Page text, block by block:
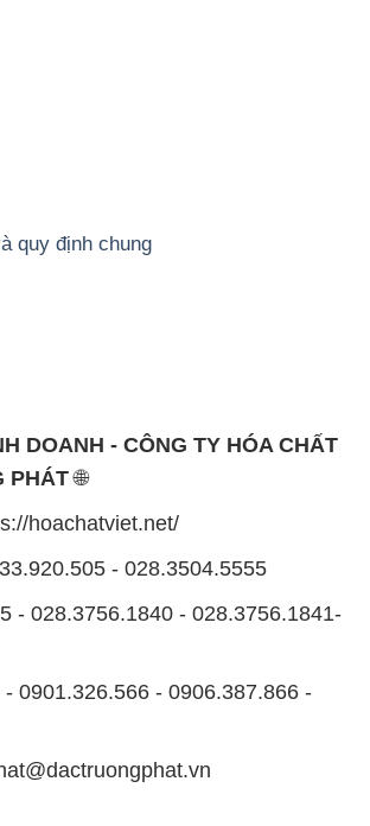
quy định chung
DOANH - CÔNG TY HÓA CHẤT
PHÁT🌐
hoachatviet.net/
- 028.3504.5555
- 028.3756.1840 - 028.3756.1841-
0901.326.566 - 0906.387.866 -